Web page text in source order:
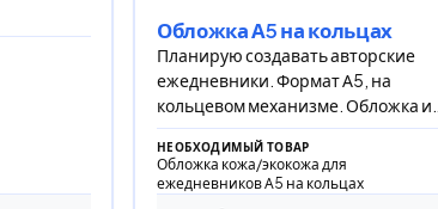
Обложка А5 на кольцах
Планирую создавать авторские
ежедневники. Формат А5, на
кольцевом механизме. Обложка из
нат. / эко кожи, с хлястиком на
кнопке или магните.
НЕОБХОДИМЫЙ ТОВАР
Обложка кожа/экокожа для
ежедневников А5 на кольцах